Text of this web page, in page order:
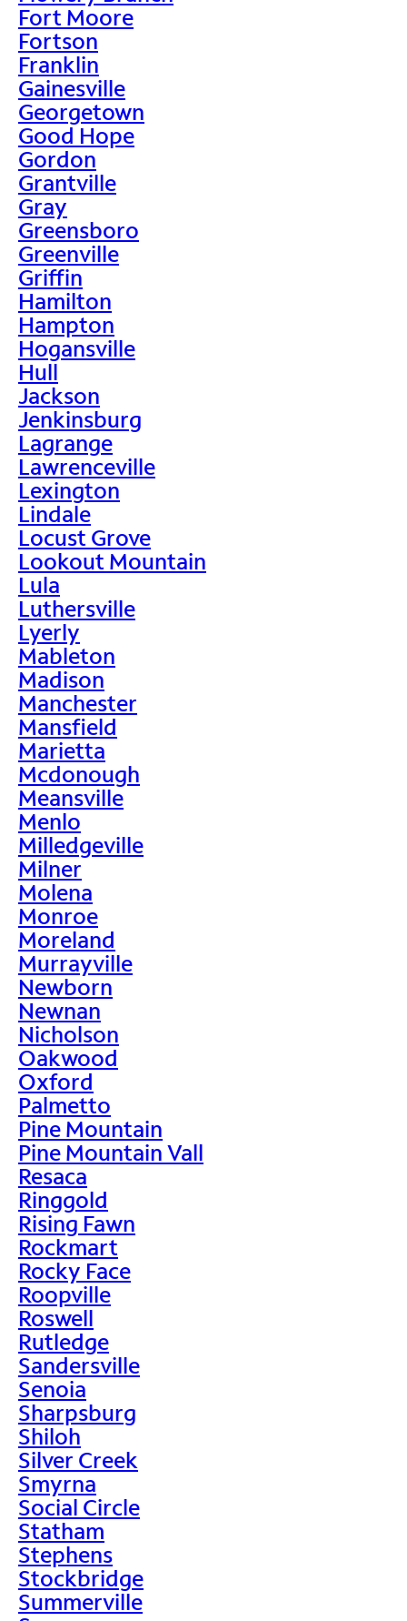
Fort Moore
Fortson
Franklin
Gainesville
Georgetown
Good Hope
Gordon
Grantville
Gray
Greensboro
Greenville
Griffin
Hamilton
Hampton
Hogansville
Hull
Jackson
Jenkinsburg
Lagrange
Lawrenceville
Lexington
Lindale
Locust Grove
Lookout Mountain
Lula
Luthersville
Lyerly
Mableton
Madison
Manchester
Mansfield
Marietta
Mcdonough
Meansville
Menlo
Milledgeville
Milner
Molena
Monroe
Moreland
Murrayville
Newborn
Newnan
Nicholson
Oakwood
Oxford
Palmetto
Pine Mountain
Pine Mountain Vall
Resaca
Ringgold
Rising Fawn
Rockmart
Rocky Face
Roopville
Roswell
Rutledge
Sandersville
Senoia
Sharpsburg
Shiloh
Silver Creek
Smyrna
Social Circle
Statham
Stephens
Stockbridge
Summerville